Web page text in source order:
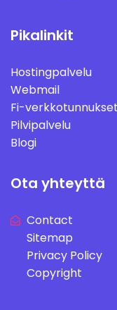
Pikalinkit
Hostingpalvelu
Webmail
Fi-verkkotunnukset
Pilvipalvelu
Blogi
Ota yhteyttä
Contact
Sitemap
Privacy Policy
Copyright